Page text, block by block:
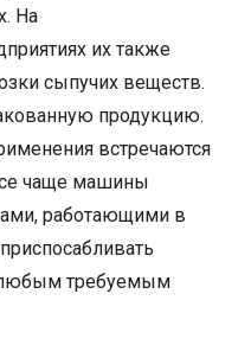
На
их также
сыпучих веществ.
продукцию.
встречаются
чаще машины
работающими в
любым требуемым